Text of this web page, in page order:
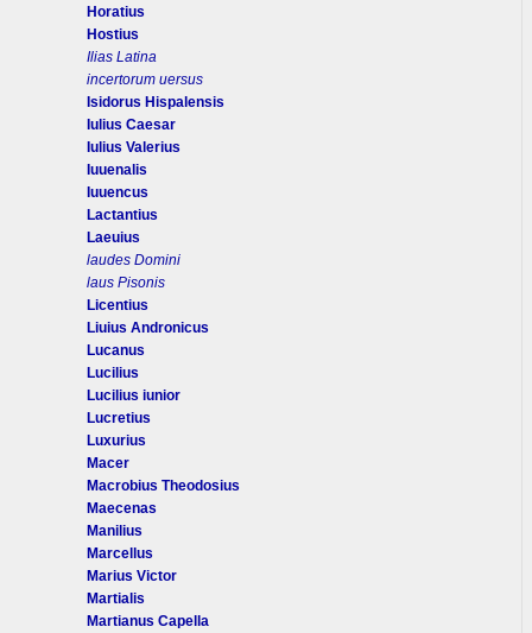
Horatius
Hostius
Ilias Latina
incertorum uersus
Isidorus Hispalensis
Iulius Caesar
Iulius Valerius
Iuuenalis
Iuuencus
Lactantius
Laeuius
laudes Domini
laus Pisonis
Licentius
Liuius Andronicus
Lucanus
Lucilius
Lucilius iunior
Lucretius
Luxurius
Macer
Macrobius Theodosius
Maecenas
Manilius
Marcellus
Marius Victor
Martialis
Martianus Capella